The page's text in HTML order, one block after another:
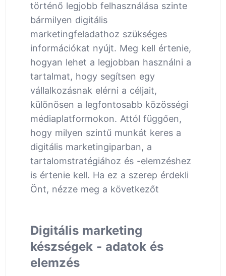
történő legjobb felhasználása szinte
bármilyen digitális
marketingfeladathoz szükséges
információkat nyújt. Meg kell értenie,
hogyan lehet a legjobban használni a
tartalmat, hogy segítsen egy
vállalkozásnak elérni a céljait,
különösen a legfontosabb közösségi
médiaplatformokon. Attól függően,
hogy milyen szintű munkát keres a
digitális marketingiparban, a
tartalomstratégiához és -elemzéshez
is értenie kell. Ha ez a szerep érdekli
Önt, nézze meg a következőt
Digitális marketing
készségek - adatok és
elemzés